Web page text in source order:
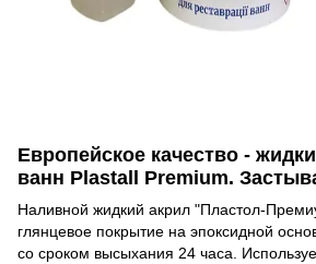
Европейское качество -
ванн Plastall Premium.
Наливной жидкий акрил "Пластол-
глянцевое покрытие на эпоксидной
со сроком высыхания 24 часа.